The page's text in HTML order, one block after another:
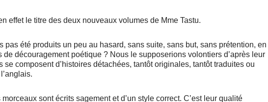
effet le titre des deux nouveaux volumes de Mme Tastu.
pas été produits un peu au hasard, sans suite, sans but, sans prétention, en
de découragement poétique ? Nous le supposerions volontiers d’après leur
se composent d’histoires détachées, tantôt originales, tantôt traduites ou
sont écrits sagement et d’un style correct. C’est leur qualité